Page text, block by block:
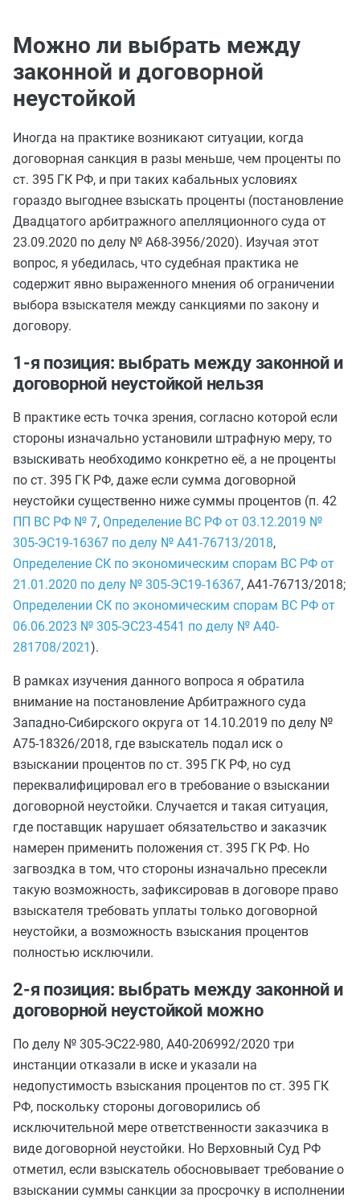
Можно ли выбрать между
законной и договорной
неустойкой
Иногда на практике возникают ситуации, когда
договорная санкция в разы меньше, чем проценты по
ст. 395 ГК РФ, и при таких кабальных условиях
гораздо выгоднее взыскать проценты (постановление
Двадцатого арбитражного апелляционного суда от
23.09.2020 по делу № А68-3956/2020). Изучая этот
вопрос, я убедилась, что судебная практика не
содержит явно выраженного мнения об ограничении
выбора взыскателя между санкциями по закону и
договору.
1-я позиция: выбрать между законной и
договорной неустойкой нельзя
В практике есть точка зрения, согласно которой если
стороны изначально установили штрафную меру, то
взыскивать необходимо конкретно её, а не проценты
по ст. 395 ГК РФ, даже если сумма договорной
неустойки существенно ниже суммы процентов (п. 42
ПП ВС РФ № 7, Определение ВС РФ от 03.12.2019 №
305-ЭС19-16367 по делу № А41-76713/2018,
Определение СК по экономическим спорам ВС РФ от
21.01.2020 по делу № 305-ЭС19-16367, А41-76713/2018;
Определении СК по экономическим спорам ВС РФ от
06.06.2023 № 305-ЭС23-4541 по делу № А40-
281708/2021).
В рамках изучения данного вопроса я обратила
внимание на постановление Арбитражного суда
Западно-Сибирского округа от 14.10.2019 по делу №
А75-18326/2018, где взыскатель подал иск о
взыскании процентов по ст. 395 ГК РФ, но суд
переквалифицировал его в требование о взыскании
договорной неустойки. Случается и такая ситуация,
где поставщик нарушает обязательство и заказчик
намерен применить положения ст. 395 ГК РФ. Но
загвоздка в том, что стороны изначально пресекли
такую возможность, зафиксировав в договоре право
взыскателя требовать уплаты только договорной
неустойки, а возможность взыскания процентов
полностью исключили.
2-я позиция: выбрать между законной и
договорной неустойкой можно
По делу № 305-ЭС22-980, А40-206992/2020 три
инстанции отказали в иске и указали на
недопустимость взыскания процентов по ст. 395 ГК
РФ, поскольку стороны договорились об
исключительной мере ответственности заказчика в
виде договорной неустойки. Но Верховный Суд РФ
отметил, если взыскатель обосновывает требование о
взыскании суммы санкции за просрочку в исполнении